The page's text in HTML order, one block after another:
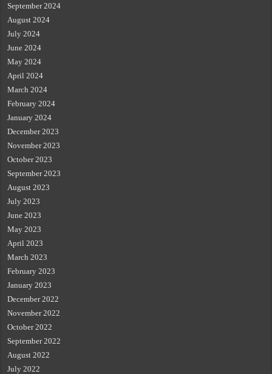
September 2024
August 2024
July 2024
June 2024
May 2024
April 2024
March 2024
February 2024
January 2024
December 2023
November 2023
October 2023
September 2023
August 2023
July 2023
June 2023
May 2023
April 2023
March 2023
February 2023
January 2023
December 2022
November 2022
October 2022
September 2022
August 2022
July 2022